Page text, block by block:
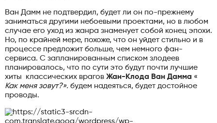
Ван Дамм не подтвердил, будет ли он по-прежнему
заниматься другими небоевыми проектами, но в любом
случае его уход из жанра знаменует собой конец эпохи.
Но, по крайней мере, похоже, что он уйдет стильно и в
процессе предложит больше, чем немного фан-
сервиса. С запланированным списком злодеев
планировалось, что по сути это будут почти лучшие
хиты классических врагов Жан-Клода Ван Дамма «
Как меня зовут?». будем надеяться, будет достойное
проводы.